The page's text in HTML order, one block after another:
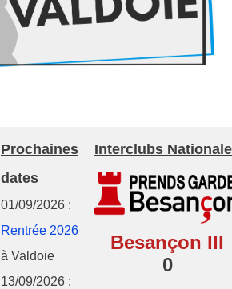
Prochaines
dates
01/09/2026 :
Rentrée 2026
à Valdoie
13/09/2026 :
Interclubs
Besançon III
0